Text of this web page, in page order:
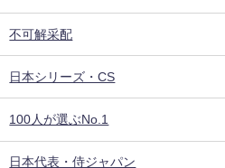
不可解采配
日本シリーズ・CS
100人が選ぶNo.1
日本代表・侍ジャパン